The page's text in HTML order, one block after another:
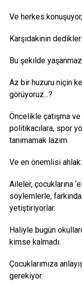
Ve herkes
Karşıdakinin
Bu şekilde
Az bir huzuru niçin
görüyoruz...?
Öncelikle çatışma
politikacılara, spor
tanımamak lazım.
Ve en önemlisi ahlak:
Aileler, çocuklarına
söylemlerle,
yetiştiriyorlar.
Haliyle bugün
kimse kalmadı.
Çocuklarımıza
gerekiyor.